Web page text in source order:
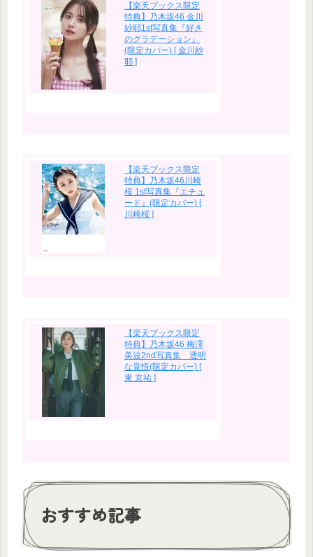
【楽天ブックス限定
特典】乃木坂46 金川
紗耶1st写真集『好き
のグラデーション』
(限定カバー) [ 金川紗
耶 ]
【楽天ブックス限定
特典】乃木坂46川崎
桜 1st写真集『エチュ
ード』(限定カバー) [
川崎桜 ]
【楽天ブックス限定
特典】乃木坂46 梅澤
美波2nd写真集 透明
な覚悟(限定カバー) [
東 京祐 ]
おすすめ記事